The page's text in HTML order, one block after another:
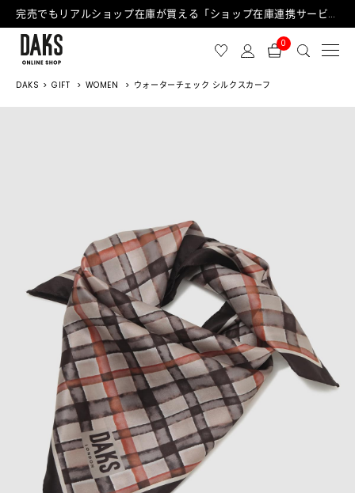
完売でもリアルショップ在庫が買える「ショップ在庫連携サービス」が日中もご利用可能になりました！
0
DAKS GIFT WOMEN ウォーターチェック シルクスカーフ